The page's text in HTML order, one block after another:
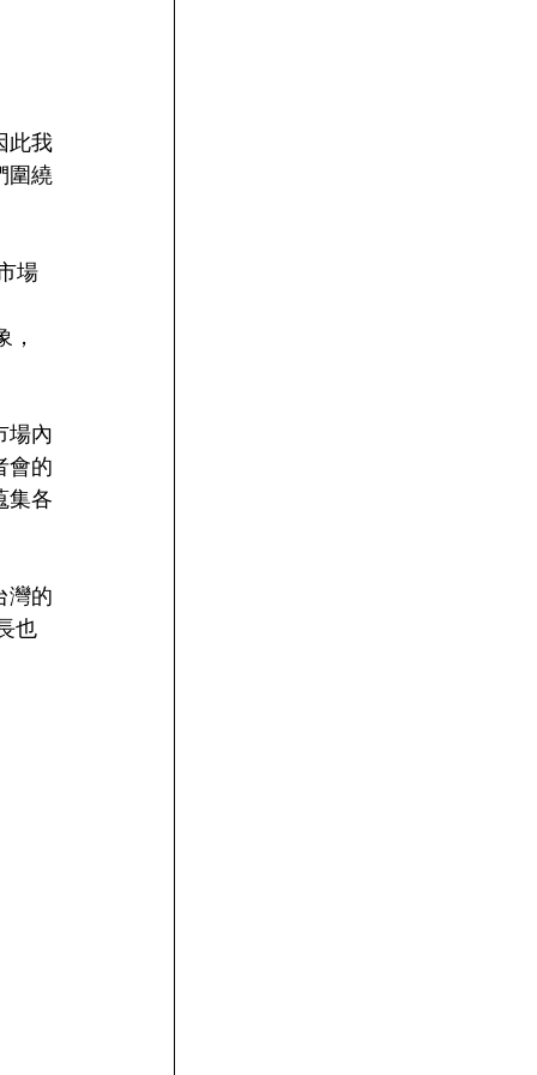
此我
圍繞
場
，
場內
會的
集各
灣的
也